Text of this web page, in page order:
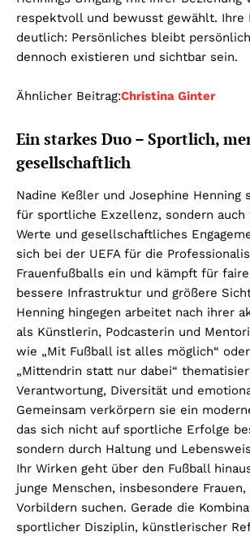
respektvoll und bewusst gewählt. Ihre
deutlich: Persönliches bleibt
dennoch existieren und sichtbar sein.
Ähnlicher Beitrag:Christina Ginter
Ein starkes Duo – Sportlich,
gesellschaftlich
Nadine Keßler und Josephine Henning
für sportliche Exzellenz, sondern auch
Werte und gesellschaftliches
sich bei der UEFA für die
Frauenfußballs ein und kämpft für faire
bessere Infrastruktur und größere
Henning hingegen arbeitet nach ihrer
als Künstlerin, Podcasterin und
wie „Mit Fußball ist alles möglich“
„Mittendrin statt nur dabei“
Verantwortung, Diversität und
Gemeinsam verkörpern sie ein
das sich nicht auf sportliche Erfolge
sondern durch Haltung und
Ihr Wirken geht über den Fußball
junge Menschen, insbesondere Frauen,
Vorbildern suchen. Gerade die
sportlicher Disziplin, künstlerischer